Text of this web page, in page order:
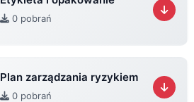
0 pobrań
Plan zarządzania ryzykiem
0 pobrań